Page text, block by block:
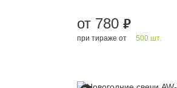
от 780 руб.
при тираже от 500 шт.